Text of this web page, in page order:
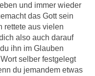
und immer wieder
das Gott sein
rettete aus vielen
also auch darauf
ihn im Glauben
selber festgelegt
du jemandem etwas